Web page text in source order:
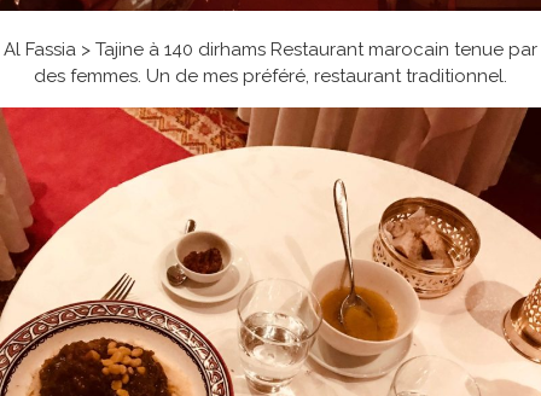
Al Fassia > Tajine à 140 dirhams Restaurant marocain tenue par
des femmes. Un de mes préféré, restaurant traditionnel.